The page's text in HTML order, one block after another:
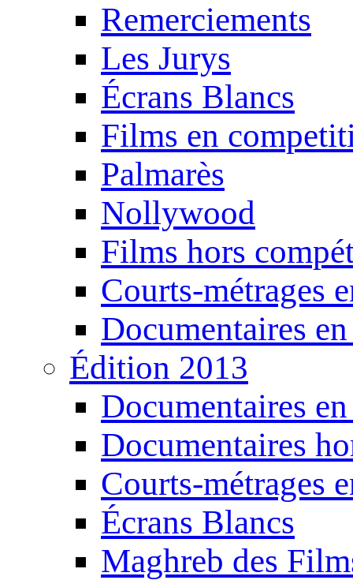
Remerciements
Les Jurys
Écrans Blancs
Films en
Palmarès
Nollywood
Films hors
Courts-métrages
Documentaires
Édition 2013
Documentaires
Documentaires
Courts-métrages
Écrans Blancs
Maghreb des